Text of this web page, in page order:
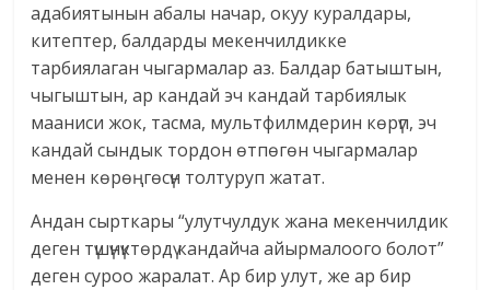
адабиятынын абалы начар, окуу куралдары,
китептер, балдарды мекенчилдикке
тарбиялаган чыгармалар аз. Балдар батыштын,
чыгыштын, ар кандай эч кандай тарбиялык
мааниси жок, тасма, мультфилмдерин көрүп, эч
кандай сындык тордон өтпөгөн чыгармалар
менен көрөңгөсүн толтуруп жатат.
Андан сырткары “улутчулдук жана мекенчилдик
деген түшүнүктөрдү кандайча айырмалоого болот”
деген суроо жаралат. Ар бир улут, же ар бир